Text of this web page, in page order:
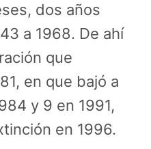
dos años
a 1968. De ahí
que
en que bajó a
y 9 en 1991,
en 1996.